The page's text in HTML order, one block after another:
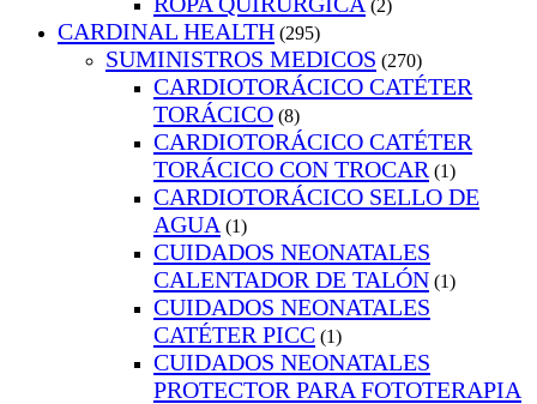
(2)
CARDINAL HEALTH (295)
SUMINISTROS MEDICOS (270)
CARDIOTORÁCICO CATÉTER
TORÁCICO (8)
CARDIOTORÁCICO CATÉTER
TORÁCICO CON TROCAR (1)
CARDIOTORÁCICO SELLO DE
AGUA (1)
CUIDADOS NEONATALES
CALENTADOR DE TALÓN (1)
CUIDADOS NEONATALES
CATÉTER PICC (1)
CUIDADOS NEONATALES
PROTECTOR PARA FOTOTERAPIA